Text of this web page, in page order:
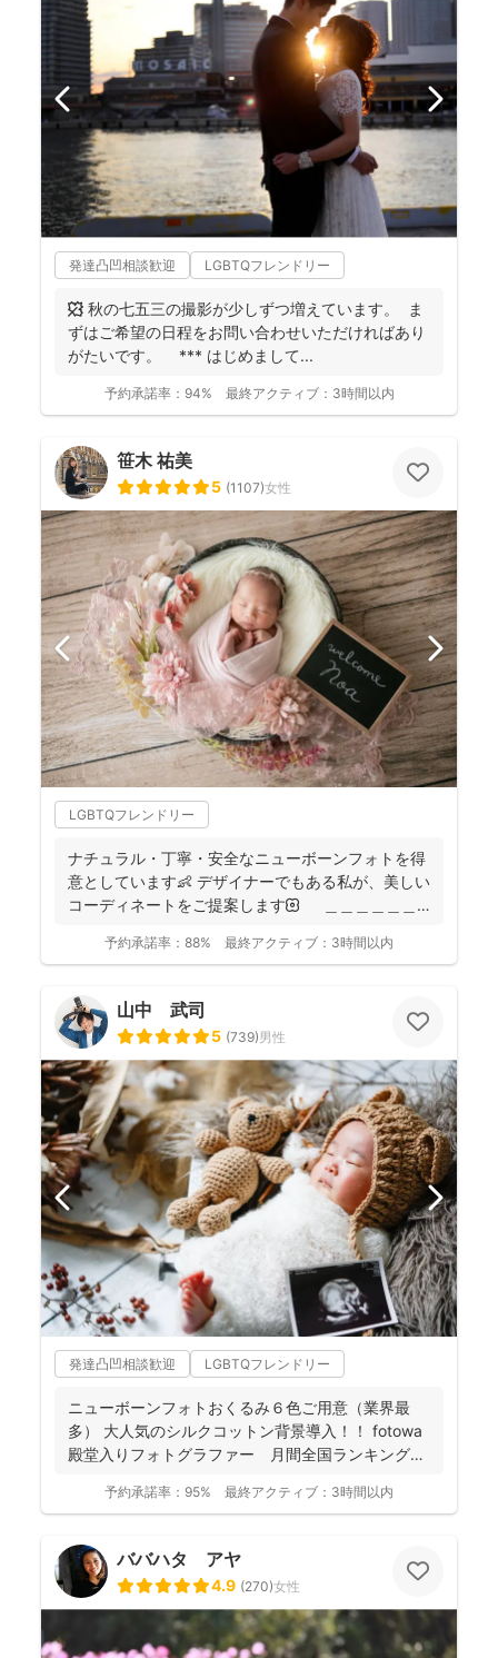
発達凸凹相談歓迎 LGBTQフレンドリー
🍁 秋の七五三の撮影が少しずつ増えています。 ま
ずはご希望の日程をお問い合わせいただければあり
がたいです。 *** はじめまして ...
予約承諾率： 94% 最終アクティブ： 3時間以内
笹木 祐美
5 (1107)女性
LGBTQフレンドリー
ナチュラル・丁寧・安全なニューボーンフォトを得
意としています👶 デザイナーでもある私が、美しい
コーディネートをご提案します🌼 ＿＿＿＿＿＿
予約承諾率： 88% 最終アクティブ： 3時間以内
山中 武司
5 (739)男性
発達凸凹相談歓迎 LGBTQフレンドリー
ニューボーンフォトおくるみ６色ご用意（業界最
多） 大人気のシルクコットン背景導入！！ fotowa
殿堂入りフォトグラファー 月間全国ランキング１
予約承諾率： 95% 最終アクティブ： 3時間以内
ババハタ アヤ
4.9 (270)女性